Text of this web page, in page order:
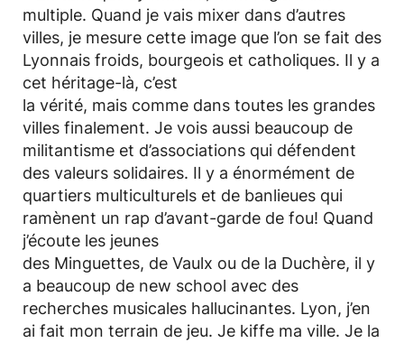
multiple. Quand je vais mixer dans d’autres
villes, je mesure cette image que l’on se fait des
Lyonnais froids, bourgeois et catholiques. Il y a
cet héritage-là, c’est
la vérité, mais comme dans toutes les grandes
villes finalement. Je vois aussi beaucoup de
militantisme et d’associations qui défendent
des valeurs solidaires. Il y a énormément de
quartiers multiculturels et de banlieues qui
ramènent un rap d’avant-garde de fou! Quand
j’écoute les jeunes
des Minguettes, de Vaulx ou de la Duchère, il y
a beaucoup de new school avec des
recherches musicales hallucinantes. Lyon, j’en
ai fait mon terrain de jeu. Je kiffe ma ville. Je la